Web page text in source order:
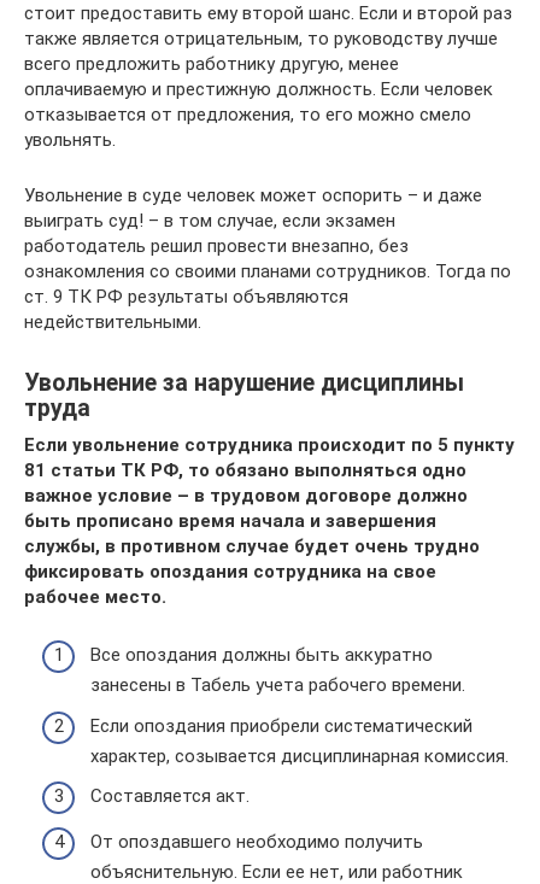
стоит предоставить ему второй шанс. Если и второй раз
также является отрицательным, то руководству лучше
всего предложить работнику другую, менее
оплачиваемую и престижную должность. Если человек
отказывается от предложения, то его можно смело
увольнять.
Увольнение в суде человек может оспорить – и даже
выиграть суд! – в том случае, если экзамен
работодатель решил провести внезапно, без
ознакомления со своими планами сотрудников. Тогда по
ст. 9 ТК РФ результаты объявляются
недействительными.
Увольнение за нарушение дисциплины
труда
Если увольнение сотрудника происходит по 5 пункту
81 статьи ТК РФ, то обязано выполняться одно
важное условие – в трудовом договоре должно
быть прописано время начала и завершения
службы, в противном случае будет очень трудно
фиксировать опоздания сотрудника на свое
рабочее место.
Все опоздания должны быть аккуратно
занесены в Табель учета рабочего времени.
Если опоздания приобрели систематический
характер, созывается дисциплинарная комиссия.
Составляется акт.
От опоздавшего необходимо получить
объяснительную. Если ее нет, или работник